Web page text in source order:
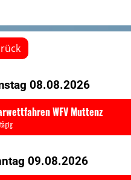
08.08.2026
WFV Muttenz
09.08.2026